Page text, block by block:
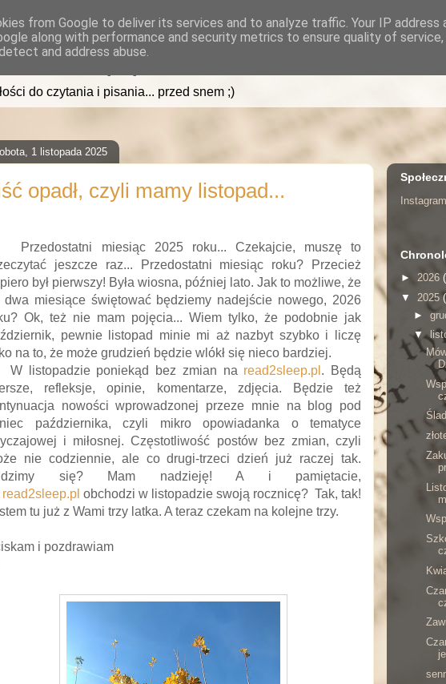
do czytania i pisania... przed snem ;)
1 listopada 2025
opadł, czyli mamy listopad...
Przedostatni miesiąc 2025 roku... Czekajcie, muszę to
jeszcze raz... Przedostatni miesiąc roku? Przecież
był pierwszy! Była wiosna, później lato. Jak to możliwe, że
dwa miesiące świętować będziemy nadejście nowego, 2026
Ok, też nie mam pojęcia... Wiem tylko, że podobnie jak
pewnie listopad minie mi aż nazbyt szybko i liczę
na to, że może grudzień będzie wlókł się nieco bardziej.
W listopadzie poniekąd bez zmian na read2sleep.pl . Będą
refleksje, opinie, komentarze, zdjęcia. Będzie też
nowości wprowadzonej przeze mnie na blog pod
października, czyli mikro opowiadanka o tematyce
i miłosnej. Częstotliwość postów bez zmian, czyli
nie codziennie, ale co drugi-trzeci dzień już raczej tak.
się? Mam nadzieję! A i pamiętacie,
read2sleep.pl obchodzi w listopadzie swoją rocznicę? Tak, tak!
tu już z Wami trzy latka. A teraz czekam na kolejne trzy.
i pozdrawiam
► 2026
▼ 2025
►
▼
from Google to deliver its services and to analyze traffic. Your IP address
along with performance and security metrics to ensure quality of
and address abuse.